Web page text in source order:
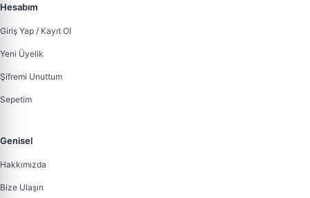
Hesabım
Giriş Yap / Kayıt Ol
Yeni Üyelik
Şifremi Unuttum
Sepetim
Genisel
Hakkımızda
Bize Ulaşın